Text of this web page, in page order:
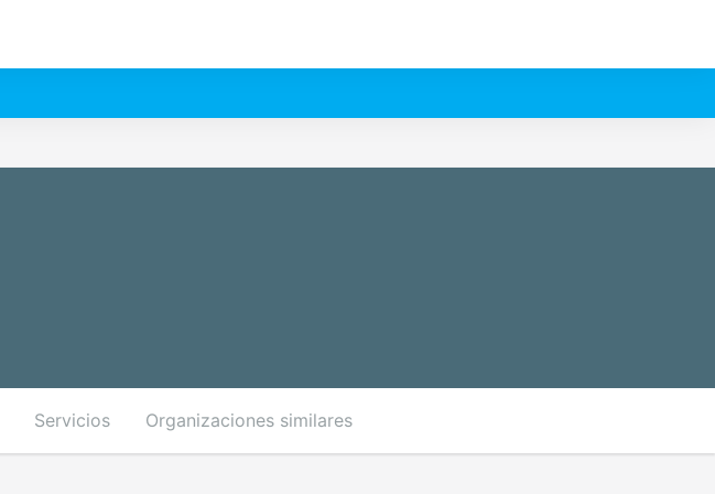
Servicios Organizaciones similares